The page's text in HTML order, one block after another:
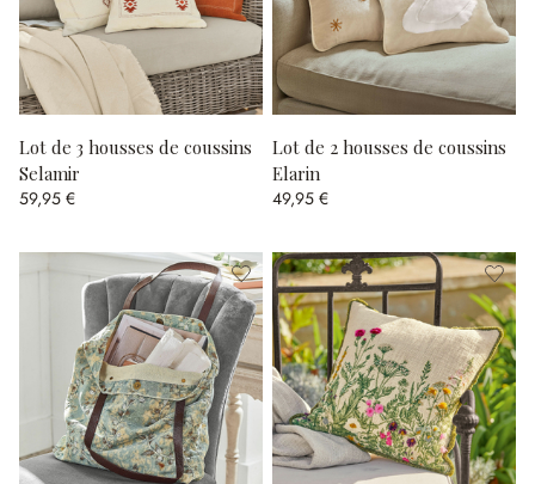
Lot de 3 housses de coussins
Selamir
59,95 €
Lot de 2 housses de coussins
Elarin
49,95 €